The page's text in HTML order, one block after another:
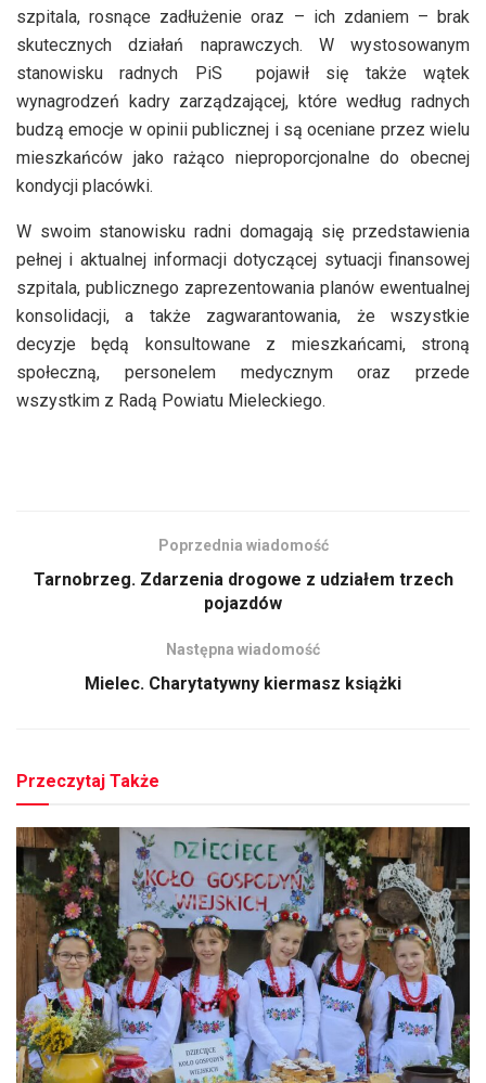
szpitala, rosnące zadłużenie oraz – ich zdaniem – brak
skutecznych działań naprawczych. W wystosowanym
stanowisku radnych PiS pojawił się także wątek
wynagrodzeń kadry zarządzającej, które według radnych
budzą emocje w opinii publicznej i są oceniane przez wielu
mieszkańców jako rażąco nieproporcjonalne do obecnej
kondycji placówki.
W swoim stanowisku radni domagają się przedstawienia
pełnej i aktualnej informacji dotyczącej sytuacji finansowej
szpitala, publicznego zaprezentowania planów ewentualnej
konsolidacji, a także zagwarantowania, że wszystkie
decyzje będą konsultowane z mieszkańcami, stroną
społeczną, personelem medycznym oraz przede
wszystkim z Radą Powiatu Mieleckiego.
Poprzednia wiadomość
Tarnobrzeg. Zdarzenia drogowe z udziałem trzech
pojazdów
Następna wiadomość
Mielec. Charytatywny kiermasz książki
Przeczytaj Także